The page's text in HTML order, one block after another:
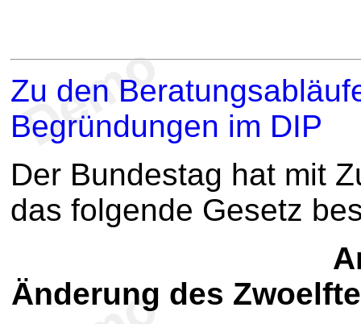
Zu den
Begründungen im DIP
Der Bundestag hat mit
das folgende Gesetz
Änderung des